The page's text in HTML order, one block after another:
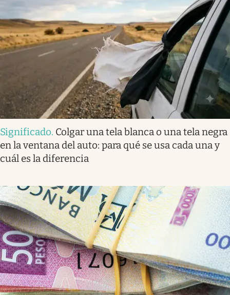
Significado. Colgar una tela blanca o una tela negra
en la ventana del auto: para qué se usa cada una y
cuál es la diferencia